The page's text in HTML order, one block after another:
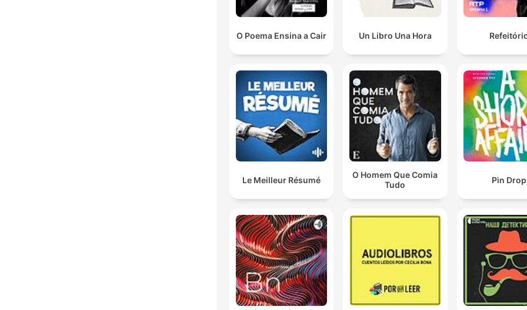
O Poema Ensina a Cair Un Libro Una Hora
Le Meilleur Résumé
O Homem Que Comia
Tudo
Pin Drop